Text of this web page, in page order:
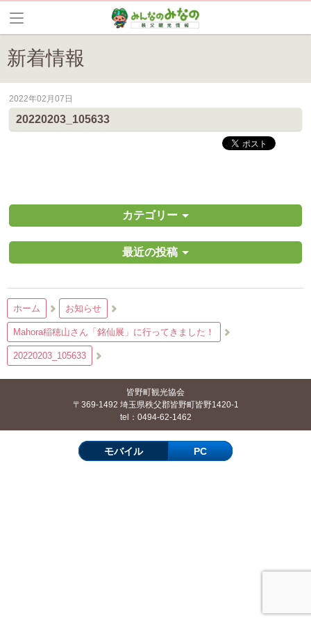
新着情報
皆野町のイベントやお祭り、花情報等の最新情報や観光協会会員情報
2022年02月07日
20220203_105633
カテゴリー
最近の投稿
ホーム お知らせ
Mahora稲穂山さん「銘仙展」に行ってきました！
20220203_105633
皆野町観光協会
〒369-1492 埼玉県秩父郡皆野町皆野1420-1
tel：0494-62-1462
モバイル PC